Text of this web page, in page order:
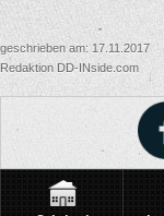
geschrieben am: 17.11.2017
Redaktion DD-INside.com